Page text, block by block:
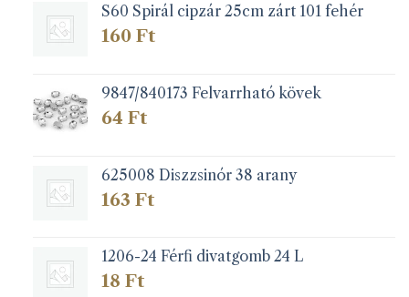
S60 Spirál cipzár 25cm zárt 101 fehér
160 Ft
9847/840173 Felvarrható kövek
64 Ft
625008 Diszzsinór 38 arany
163 Ft
1206-24 Férfi divatgomb 24 L
18 Ft